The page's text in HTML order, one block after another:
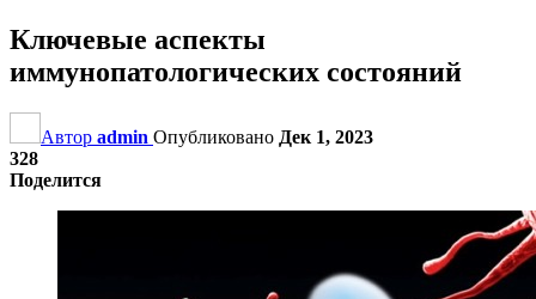
Ключевые аспекты
иммунопатологических состояний
Автор admin Опубликовано Дек 1, 2023
328
Поделится